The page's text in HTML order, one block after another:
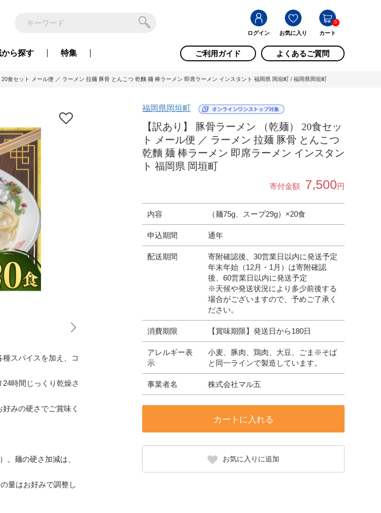
ログイン お気に入り カート
0
ら探す 特集 ご利用ガイド よくあるご質問
20食セット メール便 ／ ラーメン 拉麺 豚骨 とんこつ 乾麵 麺 棒ラーメン 即席ラーメン インスタント 福岡県 岡垣町 / 福岡県岡垣町
福岡県岡垣町
【訳あり】 豚骨ラーメン （乾麺） 20食セッ
ト メール便 ／ ラーメン 拉麺 豚骨 とんこつ
乾麵 麺 棒ラーメン 即席ラーメン インスタン
ト 福岡県 岡垣町
寄付金額 7,500円
内容 （麺75g、スープ29g）×20食
申込期間 通年
配送期間
寄附確認後、30営業日以内に発送予定
年末年始（12月・1月）は寄附確認
後、60営業日以内に発送予定
※天候や発送状況により多少前後する
場合がございますので、予めご了承く
ださい。
消費期限 【賞味期限】発送日から180日
アレルギー表
示
小麦、豚肉、鶏肉、大豆、ごま※そば
と同一ラインで製造しています。
事業者名 株式会社マル五
カートに入れる
お気に入りに追加
スパイスを加え、コ
時間じっくり乾燥さ
みの硬さでご賞味く
。麺の硬さ加減は、
量はお好みで調整し